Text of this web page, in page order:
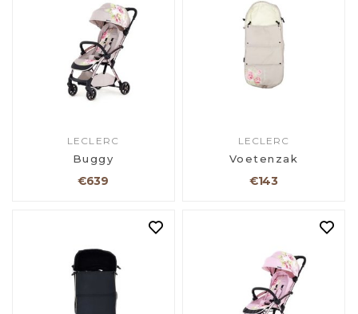
LECLERC
Buggy
€639
LECLERC
Voetenzak
€143